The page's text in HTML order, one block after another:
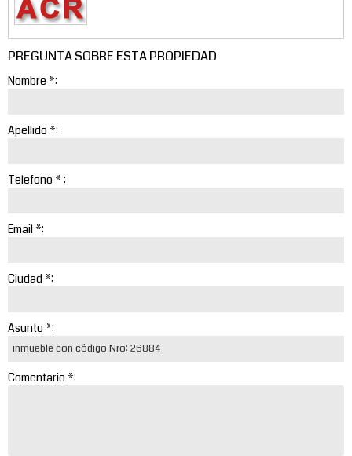
PREGUNTA SOBRE ESTA PROPIEDAD
Nombre *:
Apellido *:
Telefono * :
Email *:
Ciudad *:
Asunto *:
Comentario *: